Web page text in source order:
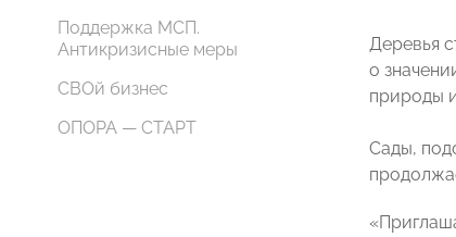
Поддержка МСП.
Антикризисные меры
СВОй бизнес
ОПОРА — СТАРТ
Деревья
о
природы
Сады,